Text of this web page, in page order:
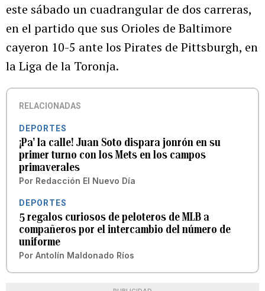
este sábado un cuadrangular de dos carreras,
en el partido que sus Orioles de Baltimore
cayeron 10-5 ante los Pirates de Pittsburgh, en
la Liga de la Toronja.
RELACIONADAS
DEPORTES
¡Pa' la calle! Juan Soto dispara jonrón en su
primer turno con los Mets en los campos
primaverales
Por Redacción El Nuevo Día
DEPORTES
5 regalos curiosos de peloteros de MLB a
compañeros por el intercambio del número de
uniforme
Por Antolín Maldonado Ríos